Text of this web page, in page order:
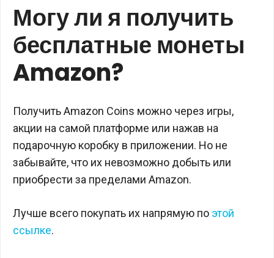
Могу ли я получить
бесплатные монеты
Amazon?
Получить Amazon Coins можно через игры,
акции на самой платформе или нажав на
подарочную коробку в приложении. Но не
забывайте, что их невозможно добыть или
приобрести за пределами Amazon.
Лучше всего покупать их напрямую по этой
ссылке.